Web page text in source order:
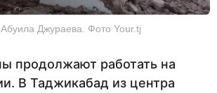
Джураева. Фото Your.tj
продолжают работать на
В Таджикабад из центра